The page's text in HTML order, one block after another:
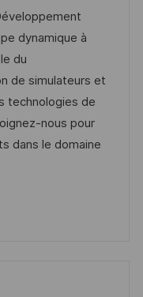
t
e
D
a
t
e
dynamique à
du
de simulateurs et
technologies de
nous pour
dans le domaine